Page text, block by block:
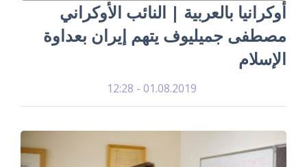
أوكرانيا بالعربية | النائب الأوكراني
مصطفى جميليوف يتهم إيران بعداوة
الإسلام
01.08.2019 - 12:28